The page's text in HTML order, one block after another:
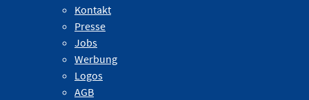
Kontakt
Presse
Jobs
Werbung
Logos
AGB